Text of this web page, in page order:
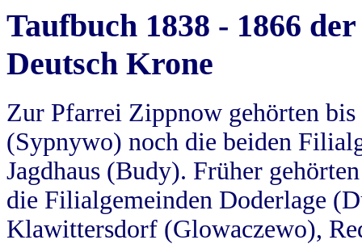
Taufbuch 1838 - 1866
Deutsch Krone
Zur Pfarrei Zippnow gehörten
(Sypnywo) noch die beiden
Jagdhaus (Budy). Früher
die Filialgemeinden Doderlage
Klawittersdorf (Glowaczewo),